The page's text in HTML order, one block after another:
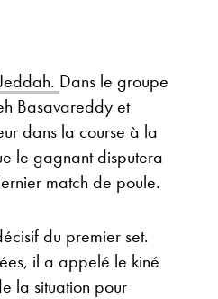
Dans le groupe
Basavareddy et
dans la course à la
le gagnant disputera
match de poule.
du premier set.
il a appelé le kiné
la situation pour